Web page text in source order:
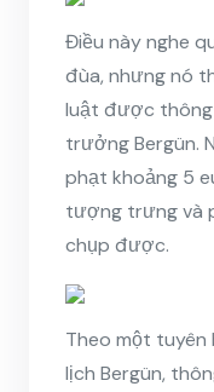
Điều này nghe
đùa, nhưng nó
luật được thông
trưởng Bergün.
phạt khoảng 5
tượng trưng và
chụp được.
Theo một tuyên
lịch Bergün,